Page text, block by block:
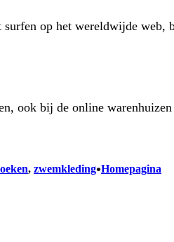
op het wereldwijde
ook bij de online
, zwemkleding•Homepagina